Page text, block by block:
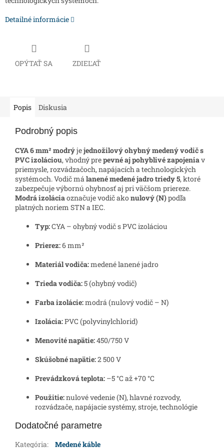
Detailné informácie
OPÝTAŤ SA ZDIEĽAŤ
Popis Diskusia
Podrobný popis
CYA 6 mm² modrýjejednožilový ohybný medený vodič s
PVC izoláciou, vhodný prepevné aj pohyblivé zapojeniav
priemysle, rozvádzačoch, napájacích a technologických
systémoch. Vodič málanené medené jadro triedy 5, ktoré
zabezpečuje výbornú ohybnosť aj pri väčšom priereze.
Modrá izoláciaoznačuje vodič akonulový (N)podľa
platných noriem STN a IEC.
Typ:CYA – ohybný vodič s PVC izoláciou
Prierez:6 mm²
Materiál vodiča:medené lanené jadro
Trieda vodiča:5 (ohybný vodič)
Farba izolácie:modrá (nulový vodič – N)
Izolácia:PVC (polyvinylchlorid)
Menovité napätie:450/750 V
Skúšobné napätie:2 500 V
Prevádzková teplota: –5 °C až +70 °C
Použitie:nulové vedenie (N), hlavné rozvody,
rozvádzače, napájacie systémy, stroje, technológie
Dodatočné parametre
Kategória: Medené káble